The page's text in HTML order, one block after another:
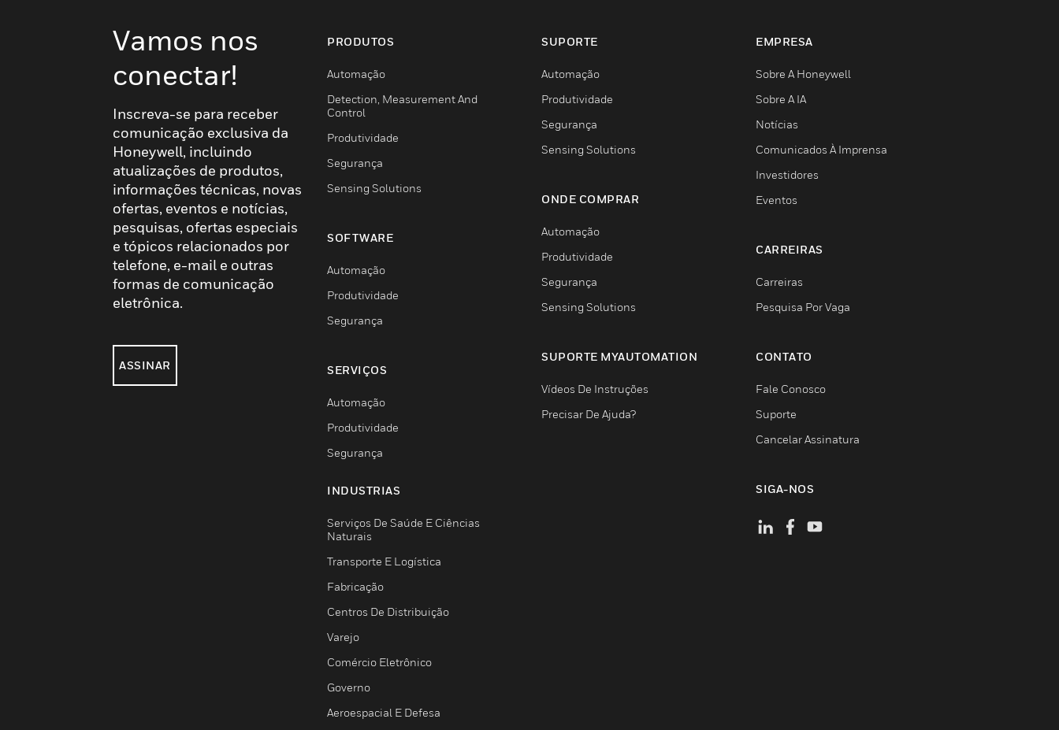
Vamos nos
conectar!
Inscreva-se para receber
comunicação exclusiva da
Honeywell, incluindo
atualizações de produtos,
informações técnicas, novas
ofertas, eventos e notícias,
pesquisas, ofertas especiais
e tópicos relacionados por
telefone, e-mail e outras
formas de comunicação
eletrônica.
ASSINAR
PRODUTOS
Automação
Detection, Measurement And
Control
Produtividade
Segurança
Sensing Solutions
SOFTWARE
Automação
Produtividade
Segurança
SERVIÇOS
Automação
Produtividade
Segurança
INDUSTRIAS
Serviços De Saúde E Ciências
Naturais
Transporte E Logística
Fabricação
Centros De Distribuição
Varejo
Comércio Eletrônico
Governo
Aeroespacial E Defesa
SUPORTE
Automação
Produtividade
Segurança
Sensing Solutions
ONDE COMPRAR
Automação
Produtividade
Segurança
Sensing Solutions
SUPORTE MYAUTOMATION
Vídeos De Instruções
Precisar De Ajuda?
EMPRESA
Sobre A Honeywell
Sobre A IA
Notícias
Comunicados À Imprensa
Investidores
Eventos
CARREIRAS
Carreiras
Pesquisa Por Vaga
CONTATO
Fale Conosco
Suporte
Cancelar Assinatura
SIGA-NOS